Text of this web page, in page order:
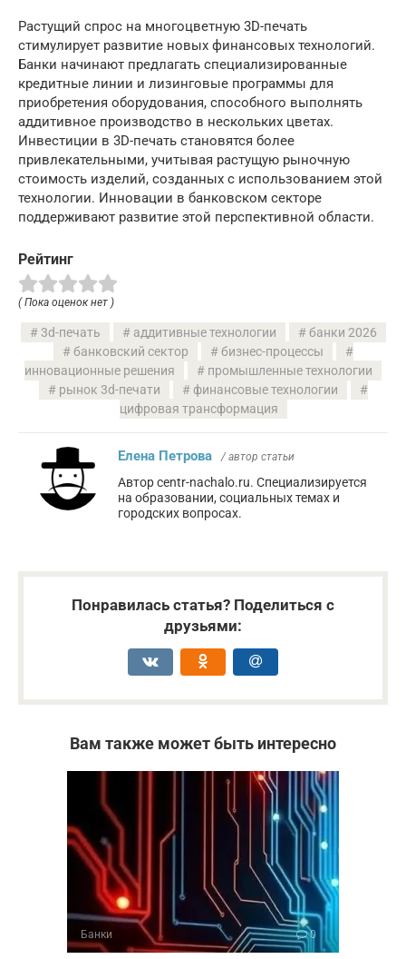
Растущий спрос на многоцветную 3D-печать
стимулирует развитие новых финансовых технологий.
Банки начинают предлагать специализированные
кредитные линии и лизинговые программы для
приобретения оборудования, способного выполнять
аддитивное производство в нескольких цветах.
Инвестиции в 3D-печать становятся более
привлекательными, учитывая растущую рыночную
стоимость изделий, созданных с использованием этой
технологии. Инновации в банковском секторе
поддерживают развитие этой перспективной области.
Рейтинг
( Пока оценок нет )
3d-печать аддитивные технологии
банки 2026
банковский сектор
бизнес-процессы
инновационные решения
промышленные технологии
рынок 3d-печати
финансовые технологии
цифровая трансформация
Елена Петрова / автор статьи
Автор centr-nachalo.ru. Специализируется
на образовании, социальных темах и
городских вопросах.
Понравилась статья? Поделиться с
друзьями:
Вам также может быть интересно
Банки 0